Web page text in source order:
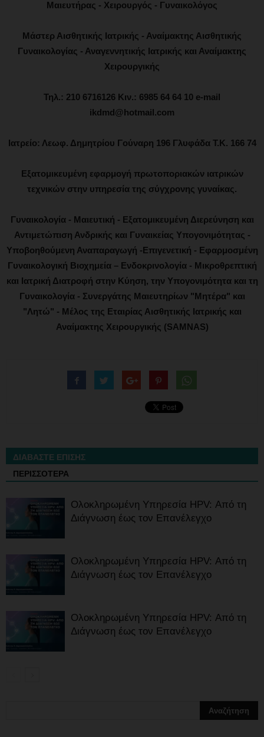
Μαιευτήρας - Χειρουργός - Γυναικολόγος
Μάστερ Αισθητικής Ιατρικής - Αναίμακτης Αισθητικής
Γυναικολογίας - Αναγεννητικής Ιατρικής και Αναίμακτης
Χειρουργικής
Τηλ.: 210 6716126 Κιν.: 6985 64 64 10 e-mail
ikdmd@hotmail.com
Ιατρείο: Λεωφ. Δημητρίου Γούναρη 196 Γλυφάδα Τ.Κ. 166 74
Εξατομικευμένη εφαρμογή πρωτοποριακών ιατρικών
τεχνικών στην υπηρεσία της σύγχρονης γυναίκας.
Γυναικολογία - Μαιευτική - Εξατομικευμένη Διερεύνηση και
Αντιμετώπιση Ανδρικής και Γυναικείας Υπογονιμότητας -
Υποβοηθούμενη Αναπαραγωγή -Επιγενετική - Εφαρμοσμένη
Γυναικολογική Βιοχημεία – Ενδοκρινολογία - Μικροθρεπτική
και Ιατρική Διατροφή στην Κύηση, την Υπογονιμότητα και τη
Γυναικολογία - Συνεργάτης Μαιευτηρίων "Μητέρα" και
"Λητώ" - Μέλος της Εταιρίας Αισθητικής Ιατρικής και
Αναίμακτης Χειρουργικής (SAMNAS)
ΔΙΑΒΑΣΤΕ ΕΠΙΣΗΣ
ΠΕΡΙΣΣΟΤΕΡΑ
Ολοκληρωμένη Υπηρεσία HPV: Από τη
Διάγνωση έως τον Επανέλεγχο
Ολοκληρωμένη Υπηρεσία HPV: Από τη
Διάγνωση έως τον Επανέλεγχο
Ολοκληρωμένη Υπηρεσία HPV: Από τη
Διάγνωση έως τον Επανέλεγχο